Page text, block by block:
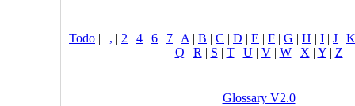
Todo | | , | 2 | 4 | 6 | 7 | A | B | C | D | E | F | G | H | I | J | K
Q | R | S | T| U| V| W| X | Y| Z
Glossary V2.0